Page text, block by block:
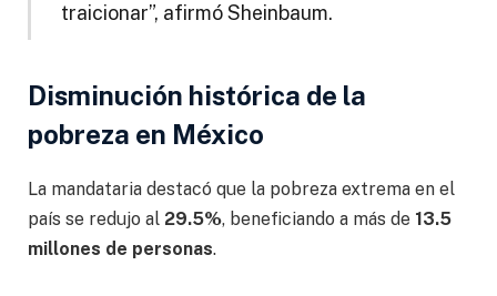
traicionar”, afirmó Sheinbaum.
Disminución histórica de la
pobreza en México
La mandataria destacó que la pobreza extrema en el
país se redujo al 29.5%, beneficiando a más de 13.5
millones de personas.